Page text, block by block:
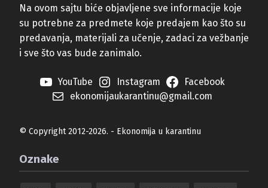
Na ovom sajtu biće objavljene sve informacije koje
su potrebne za predmete koje predajem kao što su
predavanja, materijali za učenje, zadaci za vežbanje
i sve što vas bude zanimalo.
YouTube Instagram
Facebook
ekonomijaukarantinu@gmail.com
© Copyright 2012-2026. - Ekonomija u karantinu
Oznake